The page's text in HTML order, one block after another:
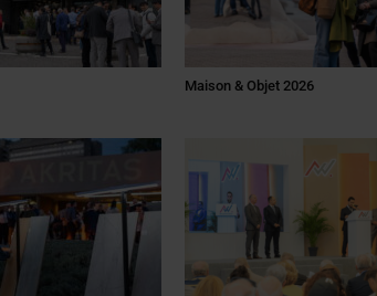
Maison & Objet 2026